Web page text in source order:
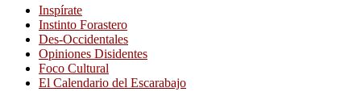
Inspírate
Instinto Forastero
Des-Occidentales
Opiniones Disidentes
Foco Cultural
El Calendario del Escarabajo